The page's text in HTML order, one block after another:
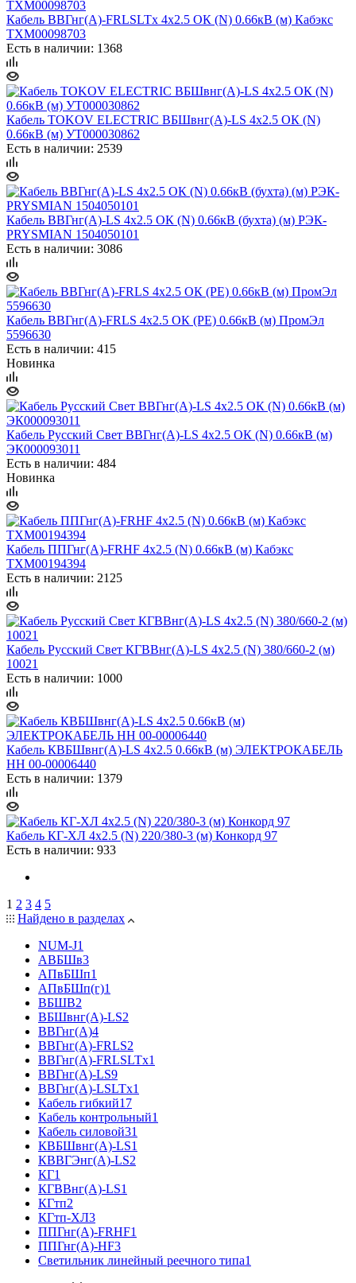
Кабель ВВГнг(А)-FRLSLTx 4х2.5 ОК (N) 0.66кВ (м) Кабэкс
ТХМ00098703
Есть в наличии: 1368
Кабель TOKOV ELECTRIC ВБШвнг(А)-LS 4х2.5 ОК (N)
0.66кВ (м) УТ000030862
Есть в наличии: 2539
Кабель ВВГнг(А)-LS 4х2.5 ОК (N) 0.66кВ (бухта) (м) РЭК-
PRYSMIAN 1504050101
Есть в наличии: 3086
Кабель ВВГнг(А)-FRLS 4х2.5 ОК (PE) 0.66кВ (м) ПромЭл
5596630
Есть в наличии: 415
Новинка
Кабель Русский Свет ВВГнг(А)-LS 4х2.5 ОК (N) 0.66кВ (м)
ЭК000093011
Есть в наличии: 484
Новинка
Кабель ППГнг(А)-FRHF 4х2.5 (N) 0.66кВ (м) Кабэкс
ТХМ00194394
Есть в наличии: 2125
Кабель Русский Свет КГВВнг(А)-LS 4х2.5 (N) 380/660-2 (м)
10021
Есть в наличии: 1000
Кабель КВБШвнг(А)-LS 4х2.5 0.66кВ (м) ЭЛЕКТРОКАБЕЛЬ
НН 00-00006440
Есть в наличии: 1379
Кабель КГ-ХЛ 4х2.5 (N) 220/380-3 (м) Конкорд 97
Есть в наличии: 933
1 2 3 4 5
Найдено в разделах
NUM-J1
АВБШв3
АПвБШп1
АПвБШп(г)1
ВБШВ2
ВБШвнг(А)-LS2
ВВГнг(А)4
ВВГнг(А)-FRLS2
ВВГнг(А)-FRLSLTx1
ВВГнг(А)-LS9
ВВГнг(А)-LSLTx1
Кабель гибкий17
Кабель контрольный1
Кабель силовой31
КВБШвнг(А)-LS1
КВВГЭнг(А)-LS2
КГ1
КГВВнг(А)-LS1
КГтп2
КГтп-ХЛ3
ППГнг(А)-FRHF1
ППГнг(А)-HF3
Светильник линейный реечного типа1